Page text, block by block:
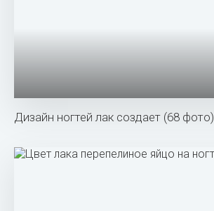
Дизайн ногтей лак создает (68 фото)